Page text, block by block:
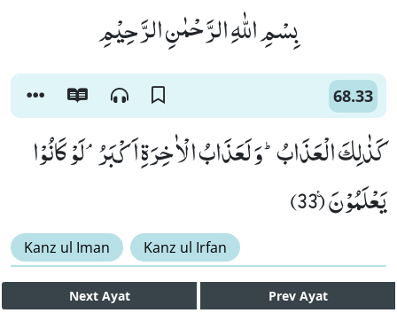
بِسْمِ اللّٰهِ الرَّحْمٰنِ الرَّحِیْمِ
68.33
كَذٰلِكَ الْعَذَابُؕ-وَ لَعَذَابُ الْاٰخِرَةِ اَكْبَرُۘ-لَوْ كَانُوْا
یَعْلَمُوْنَ۠ (33)
Kanz ul Iman Kanz ul Irfan
Next Ayat Prev Ayat